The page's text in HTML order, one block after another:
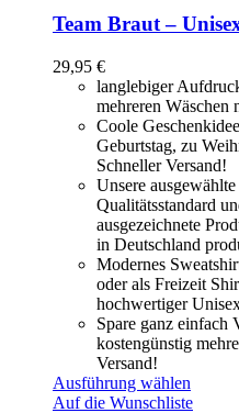
Team Braut –
29,95 €
langlebiger
mehreren Wäschen
Coole
Geburtstag, zu
Schneller Versand!
Unsere
Qualitätsstandard
ausgezeichnete
in Deutschland
Modernes
oder als Freizeit
hochwertiger
Spare ganz einfach
kostengünstig
Versand!
Ausführung wählen
Auf die Wunschliste